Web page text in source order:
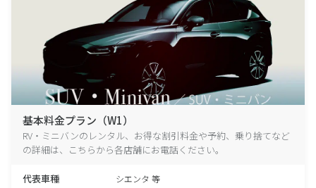
基本料金プラン（W1）
RV・ミニバンのレンタル、お得な割引料金や予約、乗り捨てなど
の詳細は、こちらから各店舗にお電話ください。
代表車種 シエンタ 等